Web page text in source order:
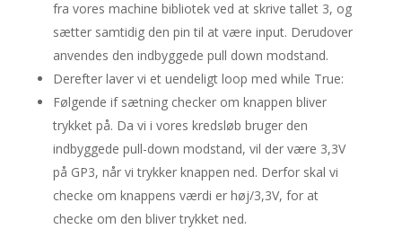
fra vores machine bibliotek ved at skrive tallet 3, og
sætter samtidig den pin til at være input. Derudover
anvendes den indbyggede pull down modstand.
Derefter laver vi et uendeligt loop med while True:
Følgende if sætning checker om knappen bliver
trykket på. Da vi i vores kredsløb bruger den
indbyggede pull-down modstand, vil der være 3,3V
på GP3, når vi trykker knappen ned. Derfor skal vi
checke om knappens værdi er høj/3,3V, for at
checke om den bliver trykket ned.